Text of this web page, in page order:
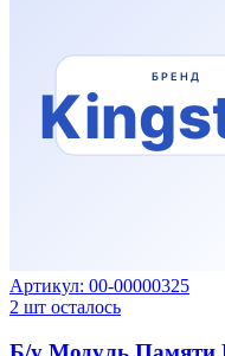
Артикул: 00-00000325
2 шт осталось